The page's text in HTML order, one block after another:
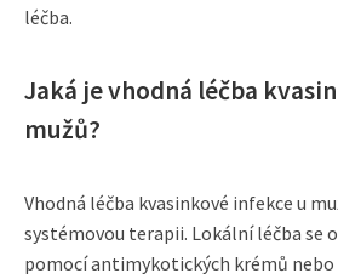
léčba.
Jaká je vhodná léčba
mužů?
Vhodná léčba kvasinkové infekce u
systémovou terapii. Lokální léčba se
pomocí antimykotických krémů